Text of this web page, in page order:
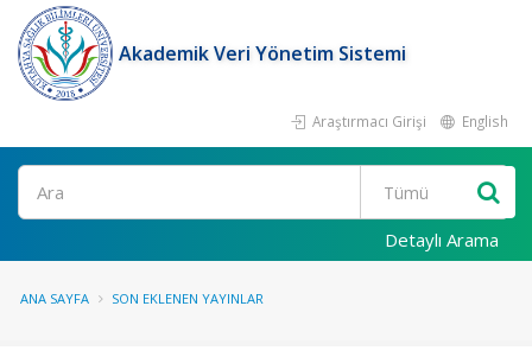
Akademik Veri Yönetim Sistemi
Araştırmacı Girişi English
Ara
Detaylı Arama
ANA SAYFA SON EKLENEN YAYINLAR